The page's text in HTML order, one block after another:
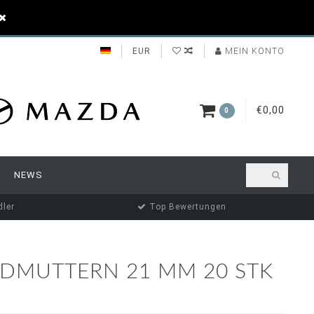
EUR MEIN KONTO
0 €0,00
NEWS
Top Bewertungen
21 MM 20 STK